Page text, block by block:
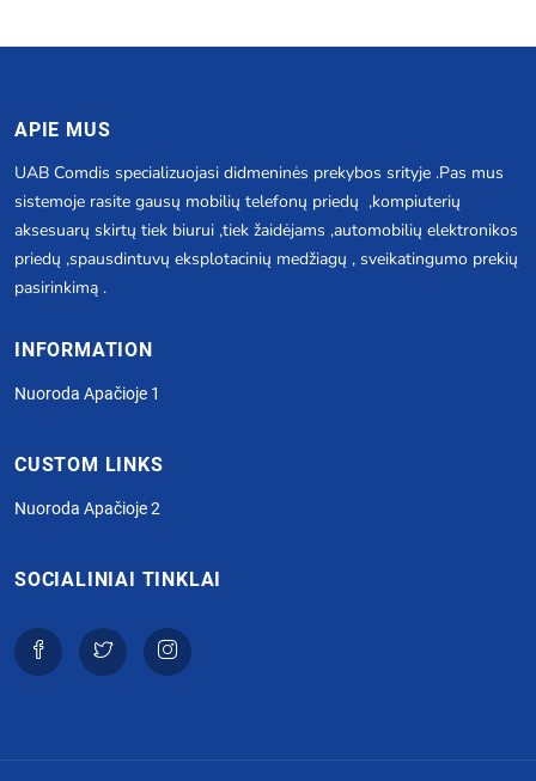
APIE MUS
UAB Comdis specializuojasi didmeninės prekybos srityje .Pas mus
sistemoje rasite gausų mobilių telefonų priedų ,kompiuterių
aksesuarų skirtų tiek biurui ,tiek žaidėjams ,automobilių elektronikos
priedų ,spausdintuvų eksplotacinių medžiagų , sveikatingumo prekių
pasirinkimą .
INFORMATION
Nuoroda Apačioje 1
CUSTOM LINKS
Nuoroda Apačioje 2
SOCIALINIAI TINKLAI